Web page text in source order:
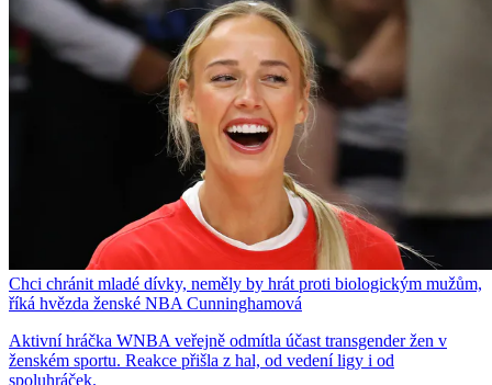
Chci chránit mladé dívky, neměly by hrát proti biologickým mužům,
říká hvězda ženské NBA Cunninghamová
Aktivní hráčka WNBA veřejně odmítla účast transgender žen v
ženském sportu. Reakce přišla z hal, od vedení ligy i od
spoluhráček.